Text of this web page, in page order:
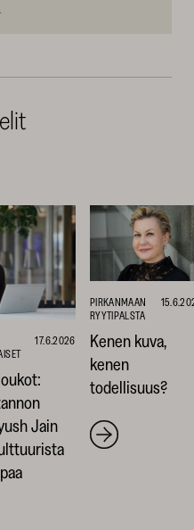
17.6.2026
Jain
PIRKANMAAN
RYYTIPALSTA
Kenen kuva,
kenen
todellisuus?